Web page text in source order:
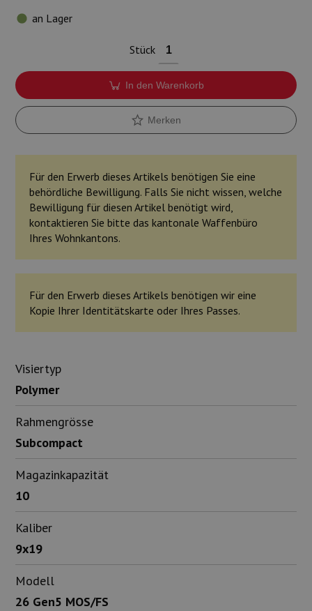
an Lager
Stück
In den Warenkorb
Merken
Für den Erwerb dieses Artikels benötigen Sie eine
behördliche Bewilligung. Falls Sie nicht wissen, welche
Bewilligung für diesen Artikel benötigt wird,
kontaktieren Sie bitte das kantonale Waffenbüro
Ihres Wohnkantons.
Für den Erwerb dieses Artikels benötigen wir eine
Kopie Ihrer Identitätskarte oder Ihres Passes.
Visiertyp
Polymer
Rahmengrösse
Subcompact
Magazinkapazität
10
Kaliber
9x19
Modell
26 Gen5 MOS/FS